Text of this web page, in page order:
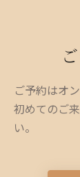
ご予約はオ
初めてのご
い。